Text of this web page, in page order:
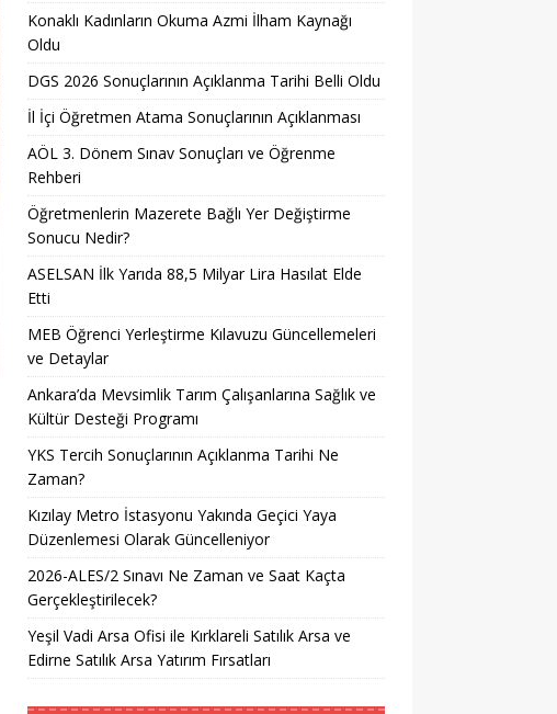
Konaklı Kadınların Okuma Azmi İlham Kaynağı
Oldu
DGS 2026 Sonuçlarının Açıklanma Tarihi Belli Oldu
İl İçi Öğretmen Atama Sonuçlarının Açıklanması
AÖL 3. Dönem Sınav Sonuçları ve Öğrenme
Rehberi
Öğretmenlerin Mazerete Bağlı Yer Değiştirme
Sonucu Nedir?
ASELSAN İlk Yarıda 88,5 Milyar Lira Hasılat Elde
Etti
MEB Öğrenci Yerleştirme Kılavuzu Güncellemeleri
ve Detaylar
Ankara’da Mevsimlik Tarım Çalışanlarına Sağlık ve
Kültür Desteği Programı
YKS Tercih Sonuçlarının Açıklanma Tarihi Ne
Zaman?
Kızılay Metro İstasyonu Yakında Geçici Yaya
Düzenlemesi Olarak Güncelleniyor
2026-ALES/2 Sınavı Ne Zaman ve Saat Kaçta
Gerçekleştirilecek?
Yeşil Vadi Arsa Ofisi ile Kırklareli Satılık Arsa ve
Edirne Satılık Arsa Yatırım Fırsatları